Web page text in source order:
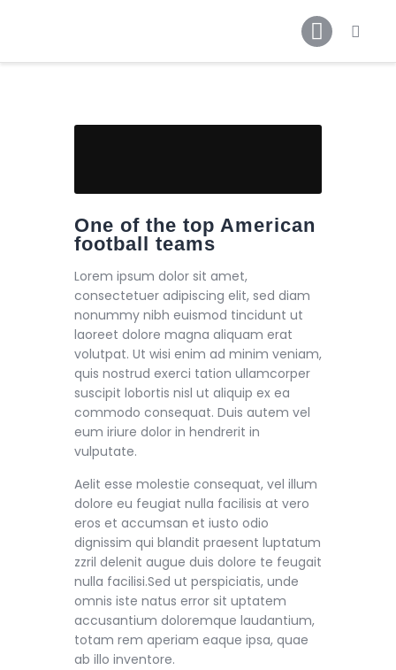
Galerías
One of the top American
football teams
Lorem ipsum dolor sit amet,
consectetuer adipiscing elit, sed diam
nonummy nibh euismod tincidunt ut
laoreet dolore magna aliquam erat
volutpat. Ut wisi enim ad minim veniam,
quis nostrud exerci tation ullamcorper
suscipit lobortis nisl ut aliquip ex ea
commodo consequat. Duis autem vel
eum iriure dolor in hendrerit in
vulputate.
Aelit esse molestie consequat, vel illum
dolore eu feugiat nulla facilisis at vero
eros et accumsan et iusto odio
dignissim qui blandit praesent luptatum
zzril delenit augue duis dolore te feugait
nulla facilisi.Sed ut perspiciatis, unde
omnis iste natus error sit uptatem
accusantium doloremque laudantium,
totam rem aperiam eaque ipsa, quae
ab illo inventore.